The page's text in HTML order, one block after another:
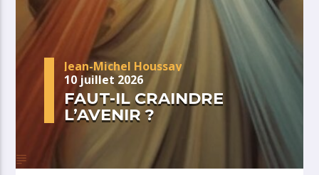
Jean-Michel Houssay
10 juillet 2026
FAUT-IL CRAINDRE
L’AVENIR ?